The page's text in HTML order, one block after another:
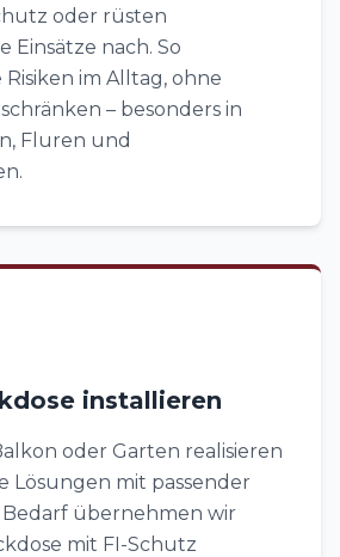
oder rüsten
Einsätze nach. So
im Alltag, ohne
– besonders in
Fluren und
installieren
oder Garten realisieren
Lösungen mit passender
übernehmen wir
mit FI-Schutz